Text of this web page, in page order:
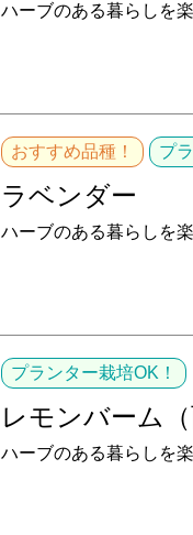
ハーブのある暮らしを
おすすめ品種！ プ
ラベンダー
ハーブのある暮らしを
プランター栽培OK！
レモンバーム
ハーブのある暮らしを